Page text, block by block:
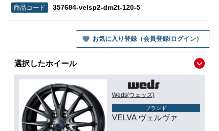
357684-velsp2-dm2t-120-5
お気に入り登録（会員登録/ログイン）
選択したホイール
Weds(ウェッズ)
ブランド
VELVA ヴェルヴァ